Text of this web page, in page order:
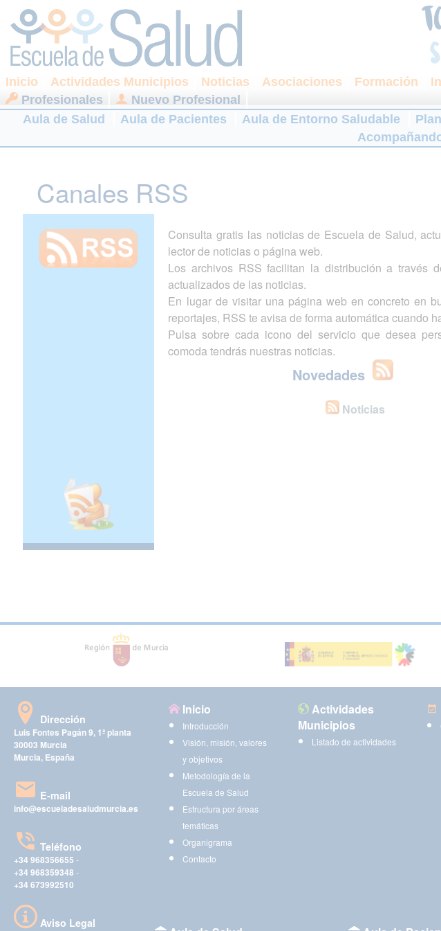
Inicio Actividades Municipios Noticias Asociaciones Formación
Profesionales
Nuevo Profesional
Aula de Salud
Aula de Pacientes Aula de Entorno Saludable
Canales RSS
Consulta gratis las noticias de Escuela de Salud,
lector de noticias o página web.
Los archivos RSS facilitan la distribución a través
actualizados de las noticias.
En lugar de visitar una página web en concreto en
reportajes, RSS te avisa de forma automática cuando
Pulsa sobre cada icono del servicio que desea
comoda tendrás nuestras noticias.
Novedades
Noticias
Dirección
Luis Fontes Pagán 9, 1ª planta
30003 Murcia
Murcia, España
E-mail
info@escueladesaludmurcia.es
Teléfono
+34 968356655 -
+34 968359348 -
+34 673992510
Aviso Legal
Inicio
Introducción
Visión, misión, valores
y objetivos
Metodología de la
Escuela de Salud
Estructura por áreas
temáticas
Organigrama
Contacto
Actividades
Municipios
Listado de actividades